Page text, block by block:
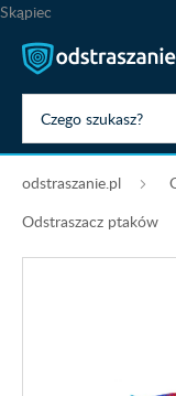
Skąpiec
odstraszanie.pl
Odstraszacz ptaków